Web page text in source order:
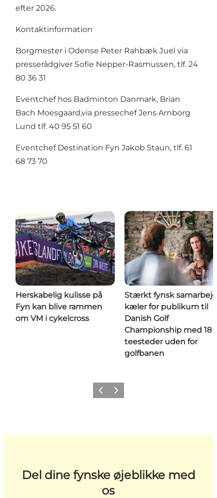
efter 2026.
Kontaktinformation
Borgmester i Odense Peter Rahbæk Juel via
presserådgiver Sofie Nepper-Rasmussen, tlf. 24
80 36 31
Eventchef hos Badminton Danmark, Brian
Bach Moesgaard,via pressechef Jens Arnborg
Lund tlf. 40 95 51 60
Eventchef Destination Fyn Jakob Staun, tlf. 61
68 73 70
Herskabelig kulisse på
Fyn kan blive rammen
om VM i cykelcross
Stærkt fynsk
kæler for publikum til
Danish Golf
Championship med 18
teesteder uden for
golfbanen
ForrigeNæste
Del dine fynske øjeblikke med
os